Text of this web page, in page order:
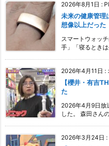
2026年8月1日 :
未来の健康管
想像以上だった
スマートウォッ
手」「寝るとき
2026年4月11日 :
【櫻井・有吉
た
2026年4月9日放
した。 森田さん
2026年3月24日 :